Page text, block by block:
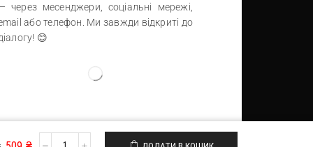
через месенджери, соціальні мережі,
або телефон. Ми завжди відкриті до
😊